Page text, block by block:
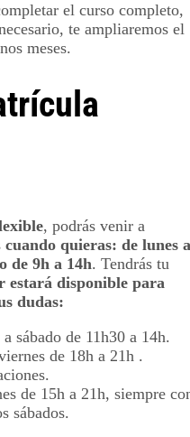
el curso completo,
te ampliaremos el
meses.
, podrás venir a
cuando quieras: de lunes a
de 9h a 14h. Tendrás tu
estará disponible para
dudas:
sábado de 11h30 a 14h.
de 18h a 21h .
de 15h a 21h, siempre
sábados.